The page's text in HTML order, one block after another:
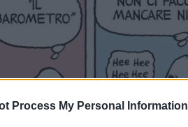
Process My Personal Information